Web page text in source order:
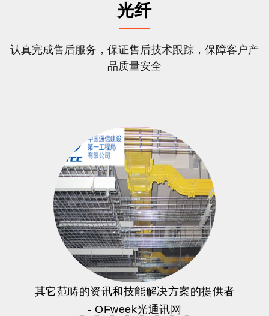
光纤
认真完成售后服务，保证售后技术跟踪，保障客户产
品质量安全
其它范畴的资讯和技能解决方案的提供者
- OFweek光通讯网